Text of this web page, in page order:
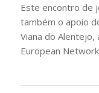
Este encontro de
também o apoio
Viana do Alentejo,
European